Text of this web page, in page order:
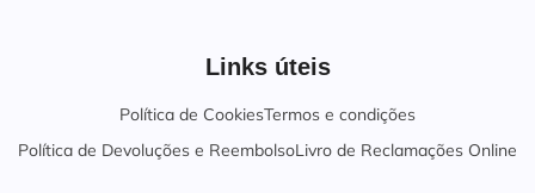
Links úteis
Política de CookiesTermos e condições
Política de Devoluções e ReembolsoLivro de Reclamações Online